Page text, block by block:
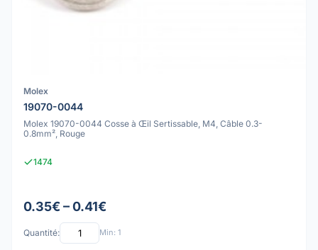
Molex
19070-0044
Molex 19070-0044 Cosse à Œil Sertissable, M4, Câble 0.3-
0.8mm², Rouge
1474
0.35€ – 0.41€
Quantité: Min: 1